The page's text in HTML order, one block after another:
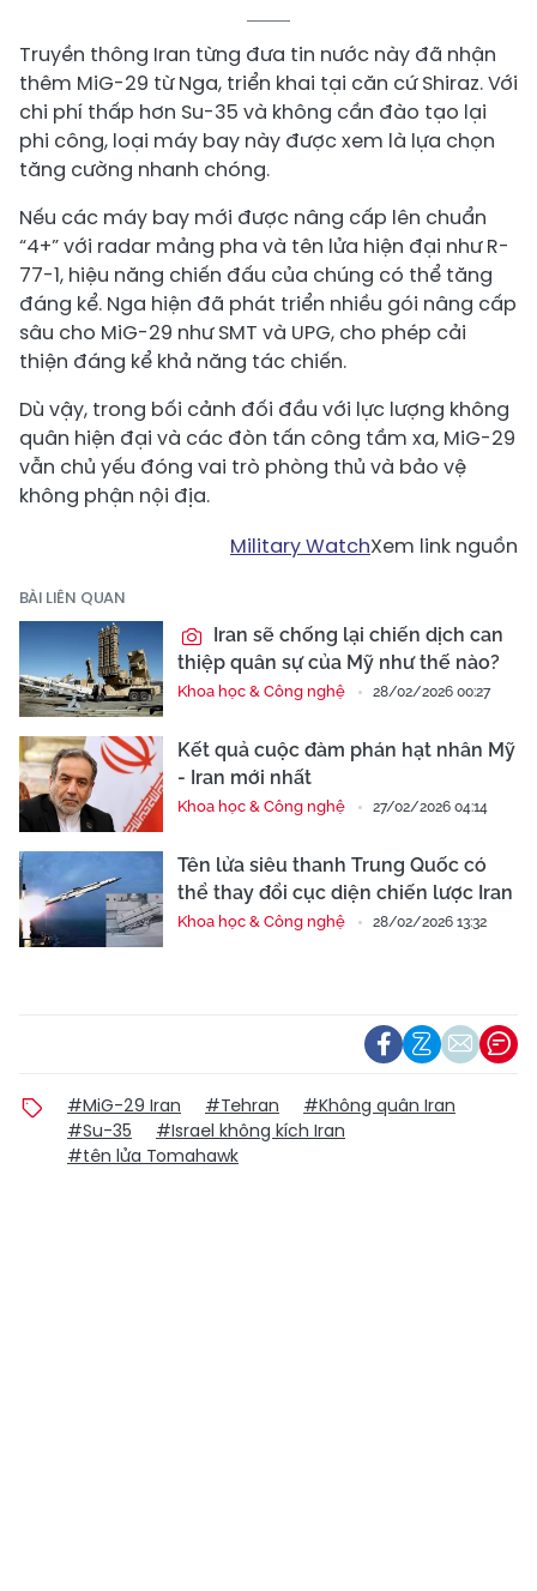
Truyền thông Iran từng đưa tin nước này đã nhận
thêm MiG-29 từ Nga, triển khai tại căn cứ Shiraz. Với
chi phí thấp hơn Su-35 và không cần đào tạo lại
phi công, loại máy bay này được xem là lựa chọn
tăng cường nhanh chóng.
Nếu các máy bay mới được nâng cấp lên chuẩn
“4+” với radar mảng pha và tên lửa hiện đại như R-
77-1, hiệu năng chiến đấu của chúng có thể tăng
đáng kể. Nga hiện đã phát triển nhiều gói nâng cấp
sâu cho MiG-29 như SMT và UPG, cho phép cải
thiện đáng kể khả năng tác chiến.
Dù vậy, trong bối cảnh đối đầu với lực lượng không
quân hiện đại và các đòn tấn công tầm xa, MiG-29
vẫn chủ yếu đóng vai trò phòng thủ và bảo vệ
không phận nội địa.
Military WatchXem link nguồn
BÀI LIÊN QUAN
Iran sẽ chống lại chiến dịch can
thiệp quân sự của Mỹ như thế nào?
Khoa học & Công nghệ 28/02/2026 00:27
Kết quả cuộc đàm phán hạt nhân Mỹ
- Iran mới nhất
Khoa học & Công nghệ 27/02/2026 04:14
Tên lửa siêu thanh Trung Quốc có
thể thay đổi cục diện chiến lược Iran
Khoa học & Công nghệ 28/02/2026 13:32
#MiG-29 Iran #Tehran
#Không quân Iran
#Su-35
#Israel không kích Iran
#tên lửa Tomahawk